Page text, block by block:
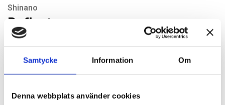
Samtycke Information Om
Denna webbplats använder cookies
Shinano
Deflector
37,80 kr